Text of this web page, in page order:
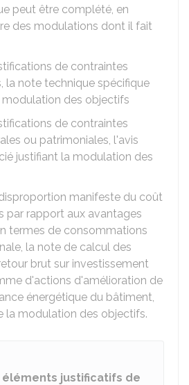
peut être complété, en
des modulations dont il fait
de contraintes
la note technique spécifique
modulation des objectifs
de contraintes
ou patrimoniales, l'avis
justifiant la modulation des
manifeste du coût
par rapport aux avantages
termes de consommations
la note de calcul des
brut sur investissement
d'actions d'amélioration de
énergétique du bâtiment,
la modulation des objectifs.
éléments justificatifs de